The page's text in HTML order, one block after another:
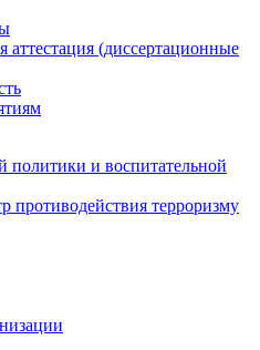
аттестация (диссертационные
политики и воспитательной
противодействия терроризму